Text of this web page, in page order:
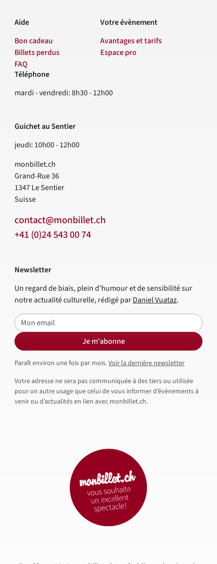
Aide
Bon cadeau
Billets perdus
FAQ
Votre évènement
Avantages et tarifs
Espace pro
Contact
Téléphone
mardi - vendredi: 8h30 - 12h00
Guichet au Sentier
jeudi: 10h00 - 12h00
monbillet.ch
Grand-Rue 36
1347Le Sentier
Suisse
contact@monbillet.ch
+41 (0)24 543 00 74
Newsletter
Un regard de biais, plein d’humour et de sensibilité sur
notre actualité culturelle, rédigé parDaniel Vuataz.
E-mail
Je m'abonne
Paraît environ une fois par mois.Voir la dernière newsletter
Votre adresse ne sera pas communiquée à des tiers ou utilisée
pour un autre usage que celui de vous informer d’évènements à
venir ou d’actualités en lien avec monbillet.ch.